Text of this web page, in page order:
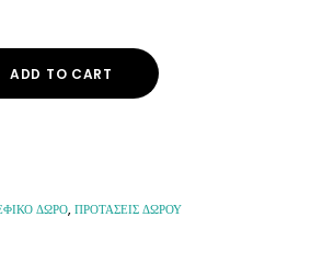
ADD TO CART
ΔΩΡΟ,ΠΡΟΤΑΣΕΙΣ ΔΩΡΟΥ